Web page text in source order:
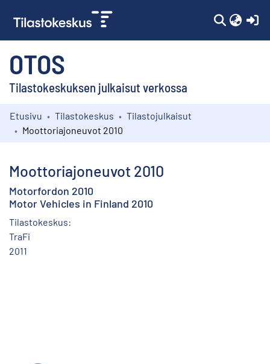
OTOS
Tilastokeskuksen julkaisut verkossa
Kokoelmat
Etusivu Tilastokeskus
Tilastojulkaisut
Moottoriajoneuvot 2010
Moottoriajoneuvot 2010
Motorfordon 2010
Motor Vehicles in Finland 2010
Tilastokeskus:
TraFi
2011